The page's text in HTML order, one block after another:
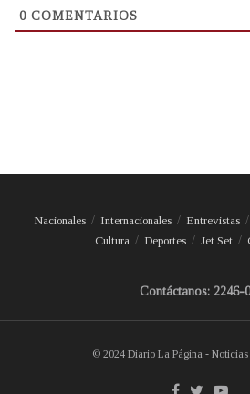
0 COMENTARIOS
Nacionales Internacionales Entrevistas
Cultura
Deportes Jet Set
Contáctanos: 2246-
© 2024 Diario La Página -